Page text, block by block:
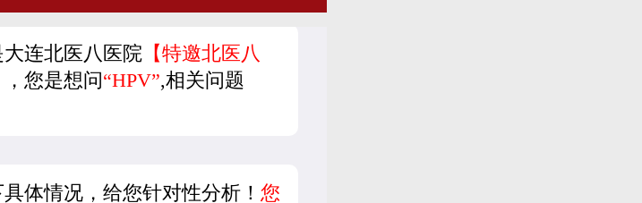
连北医八医院【特邀北医八
，您是想问“HPV”,相关问题
体情况，给您针对性分析！ 您